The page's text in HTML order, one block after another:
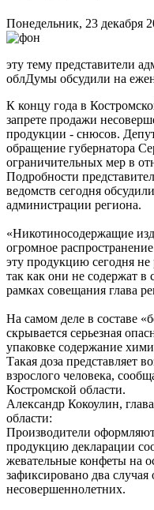
Понедельник, 23 декабря
эту тему представители
облДумы обсудили на
К концу года в
запрете продажи
продукции - снюсов.
обращение губернатора
ограничительных мер в
Подробности
ведомств сегодня
администрации региона.
«Никотиносодержащие
огромное
эту продукцию сегодня не
так как они не содержат в
рамках совещания глава
На самом деле в составе
скрывается серьезная
упаковке содержание
Такая доза представляет
взрослого человека,
Костромской области.
Александр Кокоулин,
области:
Производители
продукцию декларации
жевательные конфеты на
зафиксировано два
несовершеннолетних.